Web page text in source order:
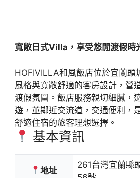
寬敞日式Villa，享受悠閒渡假時
HOFIVILLA和風飯店位於宜蘭頭
風格與寬敞舒適的客房設計，營
渡假氛圍。飯店服務親切細膩，
遊，並鄰近交流道，交通便利，
舒適住宿的旅客理想選擇。
基本資訊
地址
261台灣宜蘭縣